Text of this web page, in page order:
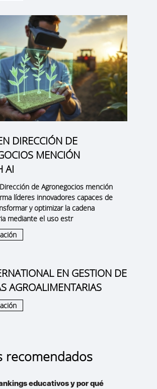
DIRECCIÓN DE
MENCIÓN
AI
de Agronegocios mención
líderes innovadores capaces de
y optimizar la cadena
mediante el uso estr
EN GESTION DE
AGROALIMENTARIAS
recomendados
educativos y por qué